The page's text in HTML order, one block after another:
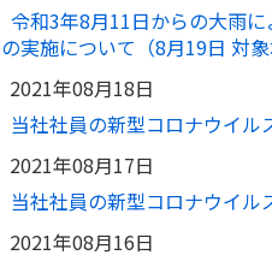
令和3年8月11日からの大雨
の実施について（8月19日 対象
2021年08月18日
当社社員の新型コロナウイル
2021年08月17日
当社社員の新型コロナウイル
2021年08月16日